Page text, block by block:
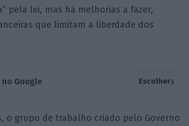
pela lei, mas há melhorias a fazer,
que limitam a liberdade dos
Google Escolher›
o grupo de trabalho criado pelo Governo